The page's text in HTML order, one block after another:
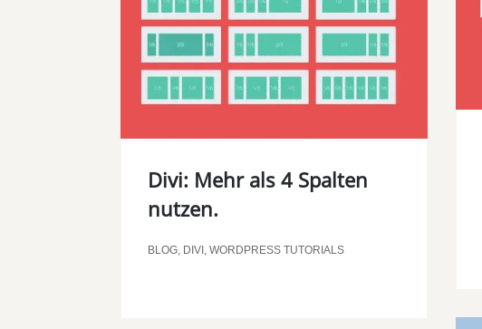
Divi: Mehr als 4 Spalten
nutzen.
BLOG, DIVI ,WORDPRESS TUTORIALS